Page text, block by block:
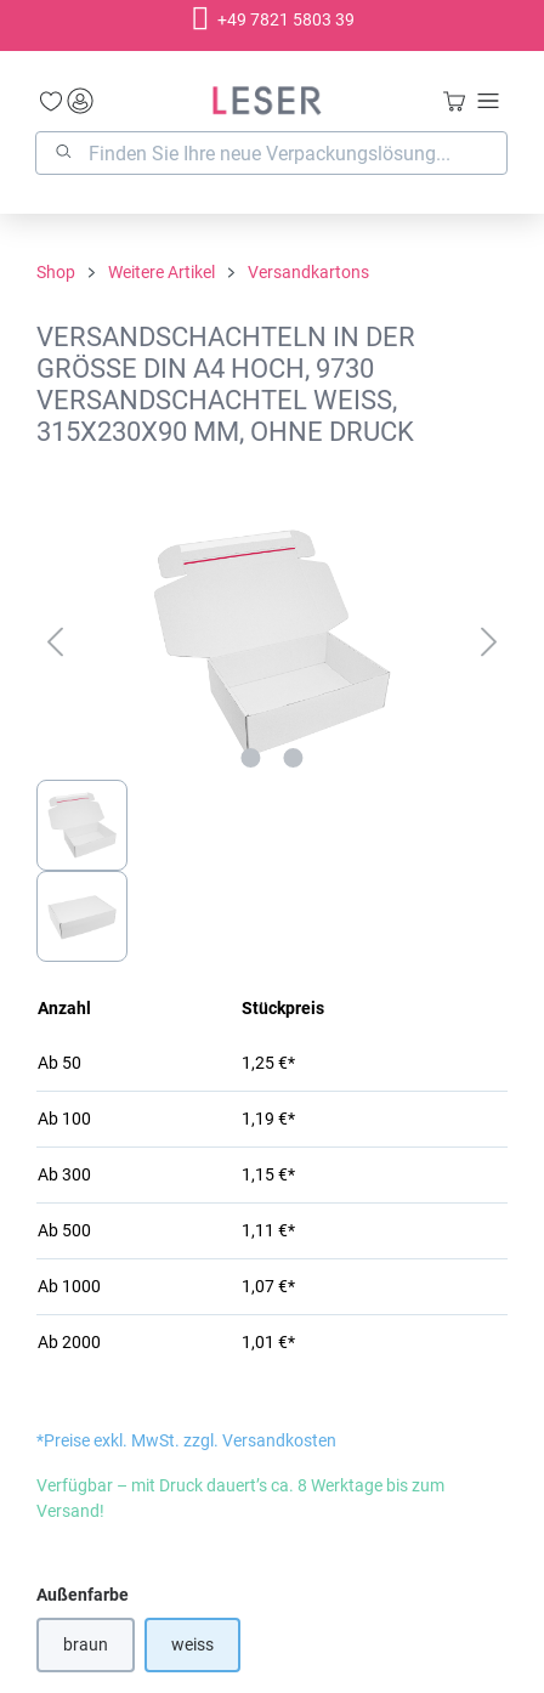
+49 7821 5803 39
Shop Weitere Artikel Versandkartons
VERSANDSCHACHTELN IN DER
GRÖSSE DIN A4 HOCH, 9730 V
ERSANDSCHACHTEL WEISS, 3
15X230X90 MM, OHNE DRUCK
Anzahl Stückpreis
Ab 50 1,25 €*
Ab 100 1,19 €*
Ab300 1,15 €*
Ab 500 1,11 €*
Ab 1000 1,07 €*
Ab2000 1,01 €*
*Preise exkl. MwSt. zzgl. Versandkosten
Verfügbar – mit Druck dauert’s ca. 8 Werktage bis zum
Versand!
Außenfarbeauswählen
braun weiss